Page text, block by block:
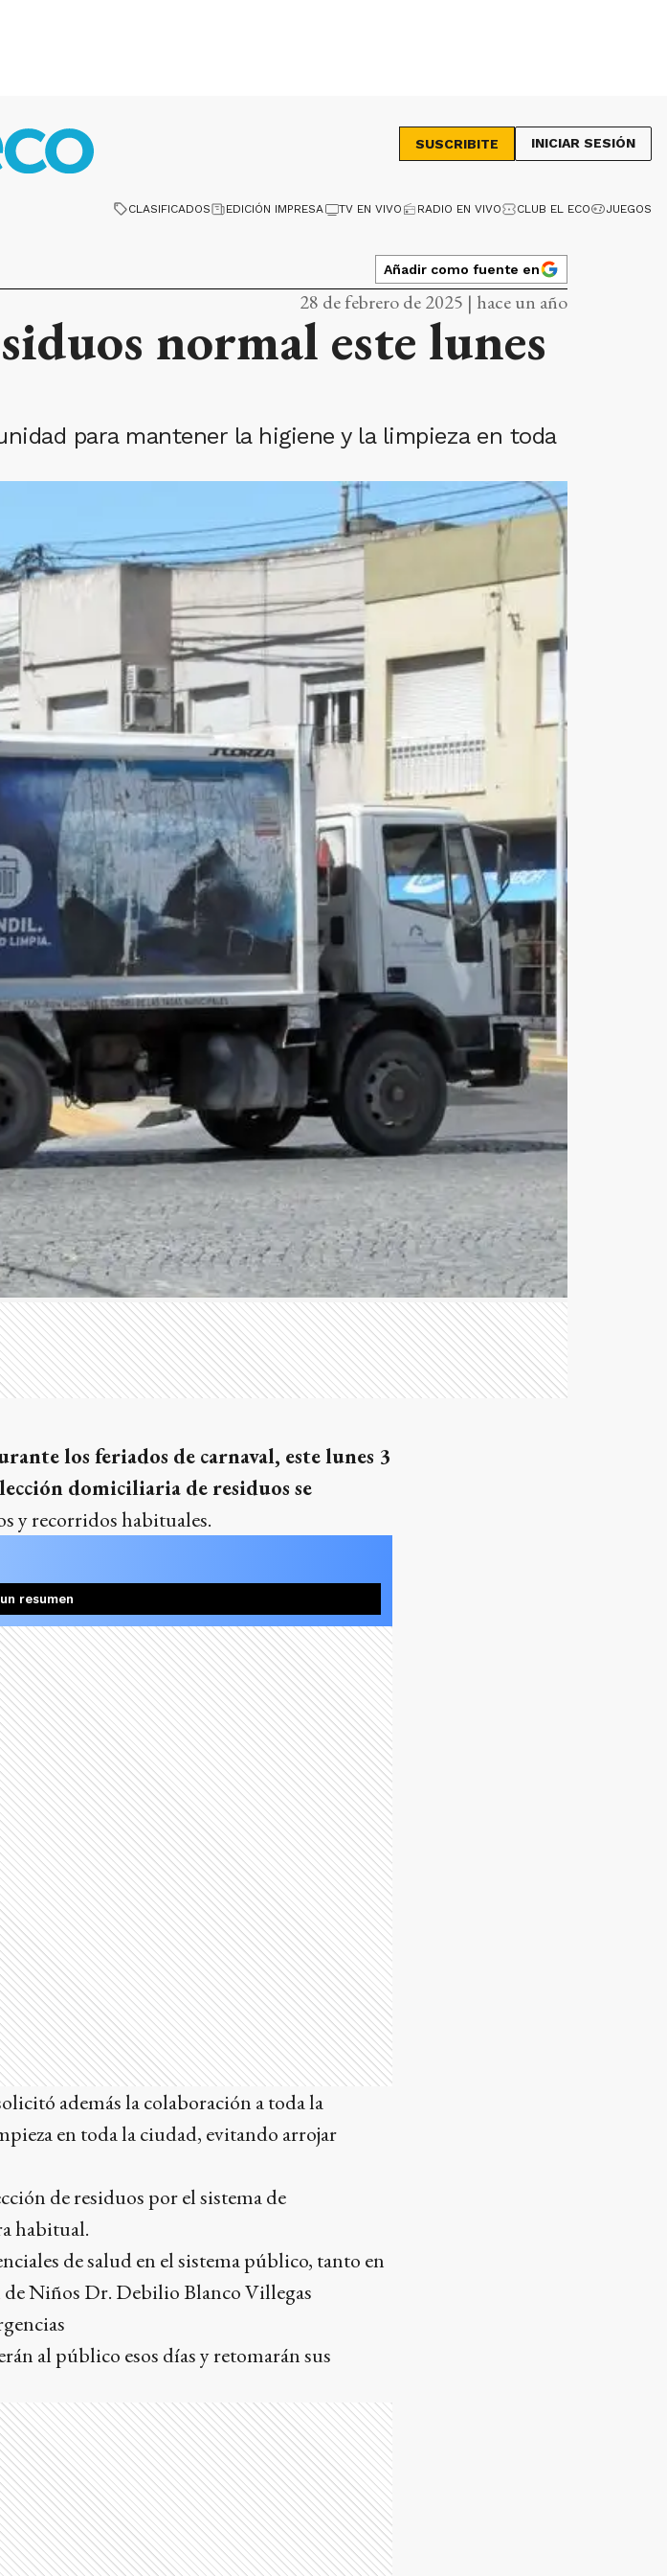
SUSCRIBITE INICIAR SESIÓN
CLASIFICADOS EDICIÓN IMPRESA TV EN VIVO RADIO EN VIVO CLUB EL ECO JUEGOS
Añadir como fuente en
28 de febrero de 2025 | hace un año
normal este lunes
para mantener la higiene y la limpieza en toda
los feriados de carnaval, este lunes 3
domiciliaria de residuos se
y recorridos habituales.
resumen
además la colaboración a toda la
en toda la ciudad, evitando arrojar
de residuos por el sistema de
habitual.
de salud en el sistema público, tanto en
Niños Dr. Debilio Blanco Villegas
al público esos días y retomarán sus